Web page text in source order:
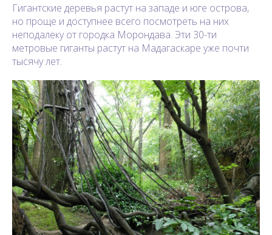
Гигантские деревья растут на западе и юге острова,
но проще и доступнее всего посмотреть на них
неподалеку от городка Морондава. Эти 30-ти
метровые гиганты растут на Мадагаскаре уже почти
тысячу лет.